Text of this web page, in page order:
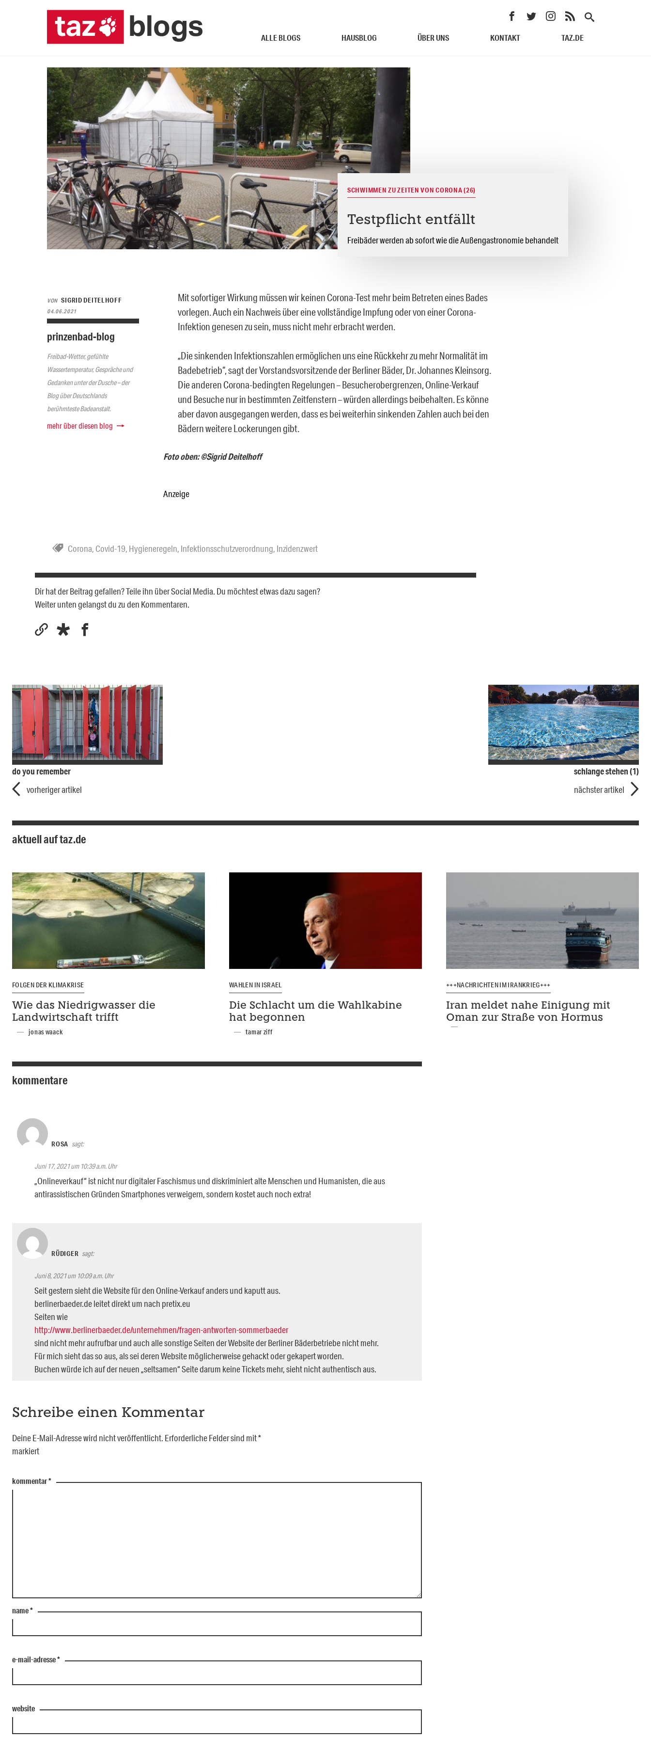
ALLE BLOGS HAUSBLOG ÜBER UNS KONTAKT TAZ.DE
SCHWIMMEN ZU ZEITEN VON CORONA (26)
Testpflicht entfällt
Freibäder werden ab sofort wie die Außengastronomie behandelt
VON SIGRID DEITELHOFF
04.06.2021
prinzenbad-blog
Freibad-Wetter, gefühlte
Wassertemperatur, Gespräche und
Gedanken unter der Dusche – der
Blog über Deutschlands
berühmteste Badeanstalt.
mehr über diesen blog
Mit sofortiger Wirkung müssen wir keinen Corona-Test mehr beim Betreten eines Bades
vorlegen. Auch ein Nachweis über eine vollständige Impfung oder von einer Corona-
Infektion genesen zu sein, muss nicht mehr erbracht werden.
„Die sinkenden Infektionszahlen ermöglichen uns eine Rückkehr zu mehr Normalität im
Badebetrieb“, sagt der Vorstandsvorsitzende der Berliner Bäder, Dr. Johannes Kleinsorg.
Die anderen Corona-bedingten Regelungen – Besucherobergrenzen, Online-Verkauf
und Besuche nur in bestimmten Zeitfenstern – würden allerdings beibehalten. Es könne
aber davon ausgegangen werden, dass es bei weiterhin sinkenden Zahlen auch bei den
Bädern weitere Lockerungen gibt.
Foto oben: ©Sigrid Deitelhoff
Anzeige
Corona, Covid-19, Hygieneregeln, Infektionsschutzverordnung, Inzidenzwert
Dir hat der Beitrag gefallen? Teile ihn über Social Media. Du möchtest etwas dazu sagen?
Weiter unten gelangst du zu den Kommentaren.
do you remember
vorheriger artikel
schlange stehen (1)
nächster artikel
aktuell auf taz.de
FOLGEN DER KLIMAKRISE
Wie das Niedrigwasser die
Landwirtschaft trifft
jonas waack
WAHLEN IN ISRAEL
Die Schlacht um die Wahlkabine
hat begonnen
tamar ziff
+++NACHRICHTEN IM IRANKRIEG+++
Iran meldet nahe Einigung mit
Oman zur Straße von Hormus
kommentare
ROSA sagt:
Juni 17, 2021 um 10:39 a.m. Uhr
„Onlineverkauf“ ist nicht nur digitaler Faschismus und diskriminiert alte Menschen und Humanisten, die aus
antirassistischen Gründen Smartphones verweigern, sondern kostet auch noch extra!
RÜDIGER sagt:
Juni 8, 2021 um 10:09 a.m. Uhr
Seit gestern sieht die Website für den Online-Verkauf anders und kaputt aus.
berlinerbaeder.de leitet direkt um nach pretix.eu
Seiten wie
http://www.berlinerbaeder.de/unternehmen/fragen-antworten-sommerbaeder
sind nicht mehr aufrufbar und auch alle sonstige Seiten der Website der Berliner Bäderbetriebe nicht mehr.
Für mich sieht das so aus, als sei deren Website möglicherweise gehackt oder gekapert worden.
Buchen würde ich auf der neuen „seltsamen“ Seite darum keine Tickets mehr, sieht nicht authentisch aus.
Schreibe einen Kommentar
Deine E-Mail-Adresse wird nicht veröffentlicht. Erforderliche Felder sind mit*
markiert
kommentar*
name*
e-mail-adresse*
website